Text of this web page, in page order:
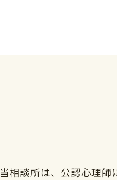
当相談所は、公認心理